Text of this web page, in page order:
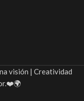
visión | Creatividad